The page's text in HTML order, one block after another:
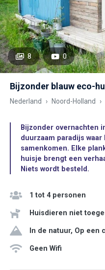
8 0
Bijzonder blauw eco-
Nederland Noord-Holland
Bijzonder overnachten
duurzaam paradijs
samenkomen. Elke
huisje brengt een
Niets wordt besteld.
1 tot 4 personen
Huisdieren niet
In de natuur, Op een
Geen Wifi